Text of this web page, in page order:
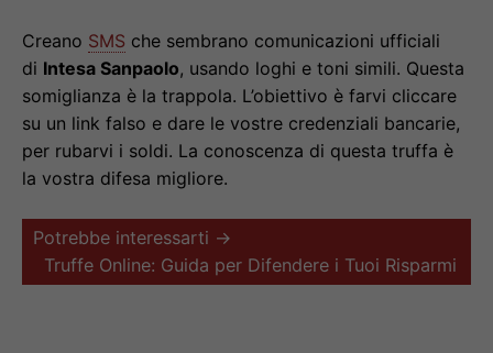
Creano SMS che sembrano comunicazioni ufficiali
di Intesa Sanpaolo, usando loghi e toni simili. Questa
somiglianza è la trappola. L’obiettivo è farvi cliccare
su un link falso e dare le vostre credenziali bancarie,
per rubarvi i soldi. La conoscenza di questa truffa è
la vostra difesa migliore.
Potrebbe interessarti →
Truffe Online: Guida per Difendere i Tuoi Risparmi